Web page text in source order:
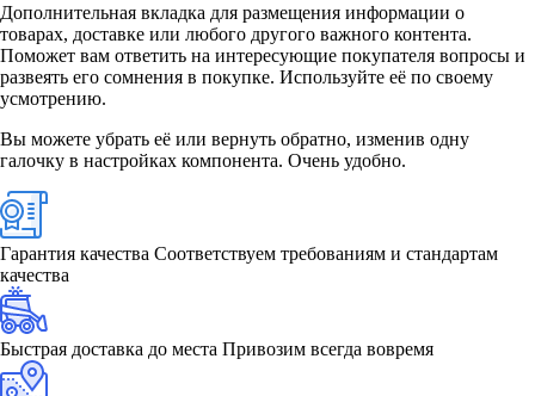
Дополнительная вкладка для размещения информации о
товарах, доставке или любого другого важного контента.
Поможет вам ответить на интересующие покупателя вопросы и
развеять его сомнения в покупке. Используйте её по своему
усмотрению.
Вы можете убрать её или вернуть обратно, изменив одну
галочку в настройках компонента. Очень удобно.
Гарантия качества Соответствуем требованиям и стандартам
качества
Быстрая доставка до места Привозим всегда вовремя